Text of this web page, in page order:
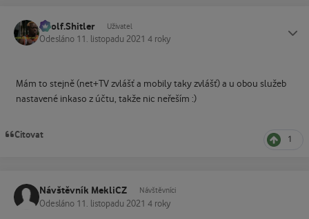
Adolf.Shitler Uživatel
Odesláno 11. listopadu 2021 4 roky
Mám to stejně (net+TV zvlášť a mobily taky zvlášť) a u obou služeb
nastavené inkaso z účtu, takže nic neřeším :)
Citovat 1
Návštěvník MekliCZ Návštěvníci
Odesláno 11. listopadu 2021 4 roky